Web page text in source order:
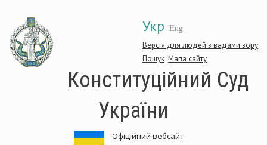
основного
матеріалу
Укр Eng
Версія для людей з вадами зору
Пошук Мапа сайту
Конституційний Суд
України
Офіційний вебсайт